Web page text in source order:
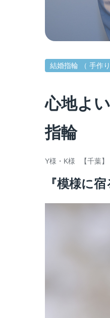
結婚指輪 （ 手作り
心地よ
指輪
Y様・K様 【千葉】
『模様に